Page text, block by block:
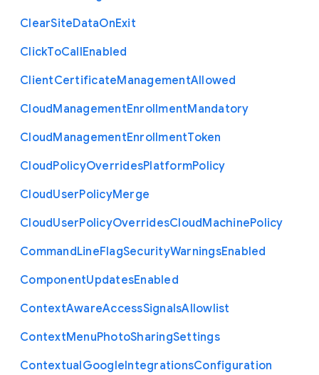
ClearSiteDataOnExit
ClickToCallEnabled
ClientCertificateManagementAllowed
CloudManagementEnrollmentMandatory
CloudManagementEnrollmentToken
CloudPolicyOverridesPlatformPolicy
CloudUserPolicyMerge
CloudUserPolicyOverridesCloudMachinePolicy
CommandLineFlagSecurityWarningsEnabled
ComponentUpdatesEnabled
ContextAwareAccessSignalsAllowlist
ContextMenuPhotoSharingSettings
ContextualGoogleIntegrationsConfiguration